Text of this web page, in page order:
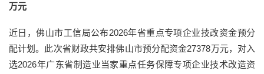
万元
近日，佛山市工信局公布2026年省重点专项企业技改资金预分
配计划。此次省财政共安排佛山市预分配资金27378万元，对入
选2026年广东省制造业当家重点任务保障专项企业技术改造资